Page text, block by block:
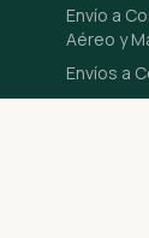
Envío a
Aéreo y
Envíos a